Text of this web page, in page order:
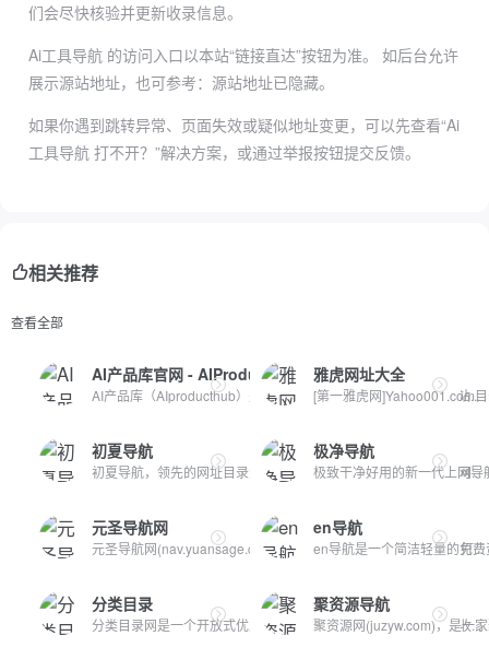
们会尽快核验并更新收录信息。
Ai工具导航 的访问入口以本站“链接直达”按钮为准。
如后台允许
展示源站地址，也可参考： 源站地址已隐藏。
如果你遇到跳转异常、页面失效或疑似地址变更，可以先查看“Ai
工具导航 打不开？”解决方案，或通过举报按钮提交反馈。
相关推荐
查看全部
AI产品库官网 - AIProductHub
AI产品库（AIproducthub）是一个专注于AI产品收录与分享的网站...
雅虎网址大全
[第一雅虎网]Yahoo001.com
初夏导航
初夏导航，领先的网址目录大全网站；收录互联网上现存的精品网...
极净导航
极致干净好用的新一代上网
元圣导航网
元圣导航网(nav.yuansage.com)专为程序员、站长、运维工程师打...
en导航
en导航是一个简洁轻量的免
分类目录
分类目录网是一个开放式优质网站分类目录网址大全库，致力于收...
聚资源导航
聚资源网(juzyw.com)，是一